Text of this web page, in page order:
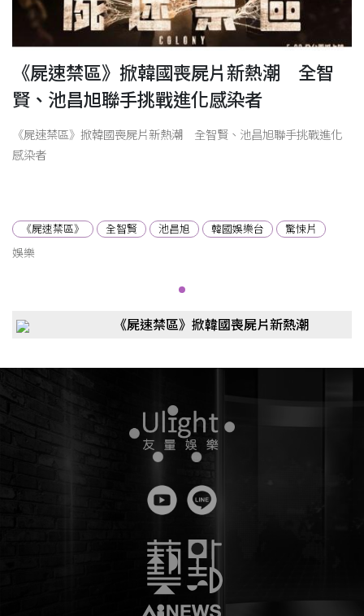
《屍速禁區》掀韓國喪屍片新熱潮 全智
賢、池昌旭聯手挑戰進化感染者
《屍速禁區》掀韓國喪屍片新熱潮 全智賢、池昌旭聯手挑戰進化
感染者
《屍速禁區》 全智賢 池昌旭 韓國娛樂台 驚悚片
娛樂
《屍速禁區》掀韓國喪屍片新熱潮